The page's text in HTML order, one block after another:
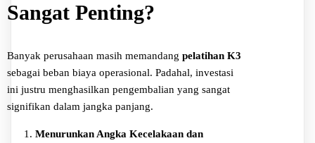
Sangat Penting?
Banyak perusahaan masih memandang pelatihan K3
sebagai beban biaya operasional. Padahal, investasi
ini justru menghasilkan pengembalian yang sangat
signifikan dalam jangka panjang.
Menurunkan Angka Kecelakaan dan